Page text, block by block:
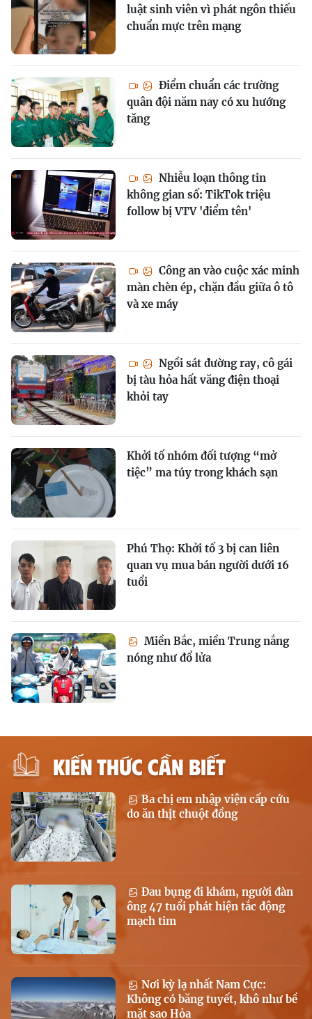
luật sinh viên vì phát ngôn thiếu
chuẩn mực trên mạng
Điểm chuẩn các trường
quân đội năm nay có xu hướng
tăng
Nhiễu loạn thông tin
không gian số: TikTok triệu
follow bị VTV 'điểm tên'
Công an vào cuộc xác minh
màn chèn ép, chặn đầu giữa ô tô
và xe máy
Ngồi sát đường ray, cô gái
bị tàu hỏa hất văng điện thoại
khỏi tay
Khởi tố nhóm đối tượng “mở
tiệc” ma túy trong khách sạn
Phú Thọ: Khởi tố 3 bị can liên
quan vụ mua bán người dưới 16
tuổi
Miền Bắc, miền Trung nắng
nóng như đổ lửa
KIẾN THỨC CẦN BIẾT
Ba chị em nhập viện cấp cứu
do ăn thịt chuột đồng
Đau bụng đi khám, người đàn
ông 47 tuổi phát hiện tắc động
mạch tim
Nơi kỳ lạ nhất Nam Cực:
Không có băng tuyết, khô như bề
mặt sao Hỏa